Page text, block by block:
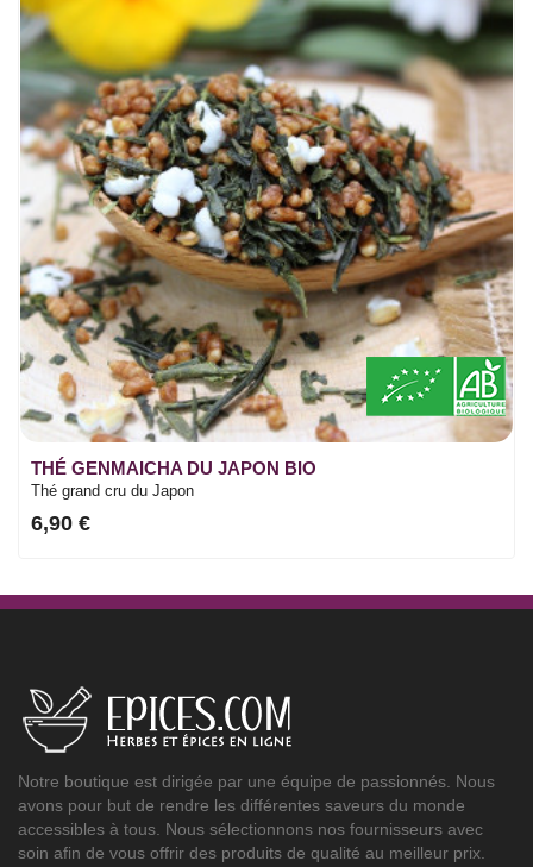
THÉ GENMAICHA DU JAPON BIO
Thé grand cru du Japon
6,90 €
Notre boutique est dirigée par une équipe de passionnés. Nous
avons pour but de rendre les différentes saveurs du monde
accessibles à tous. Nous sélectionnons nos fournisseurs avec
soin afin de vous offrir des produits de qualité au meilleur prix.